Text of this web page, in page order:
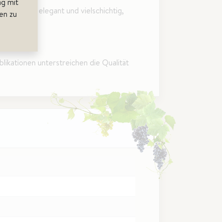
zu
Kraftvoll, elegant und vielschichtig,
unterstreichen die Qualität